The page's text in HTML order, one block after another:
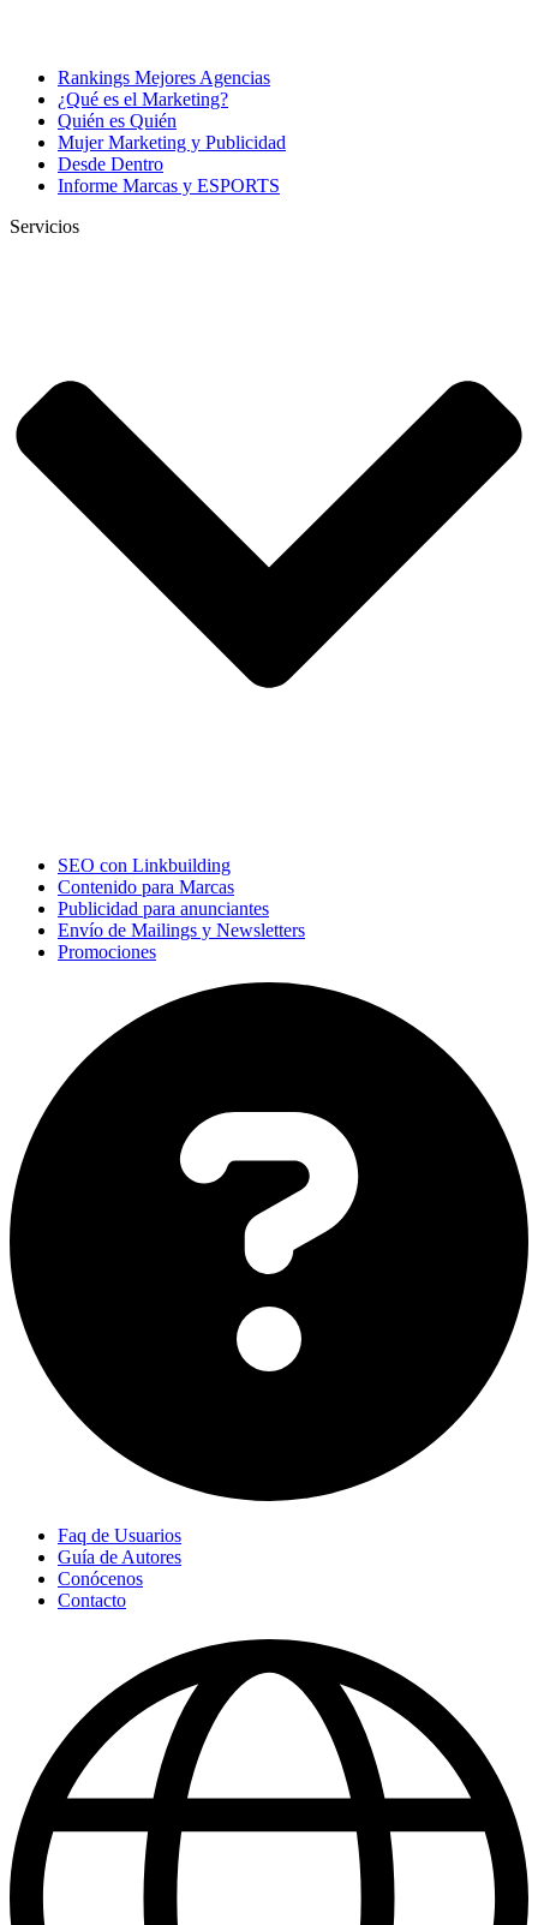
Rankings Mejores Agencias
¿Qué es el Marketing?
Quién es Quién
Mujer Marketing y Publicidad
Desde Dentro
Informe Marcas y ESPORTS
Servicios
SEO con Linkbuilding
Contenido para Marcas
Publicidad para anunciantes
Envío de Mailings y Newsletters
Promociones
Faq de Usuarios
Guía de Autores
Conócenos
Contacto